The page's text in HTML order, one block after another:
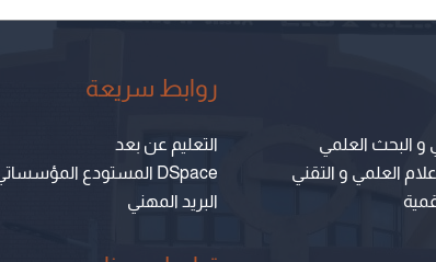
روابط سريعة
التعليم عن بعد
المستودع المؤسساتي DSpace
البريد المهني
و البحث العلمي
العلمي و التقني